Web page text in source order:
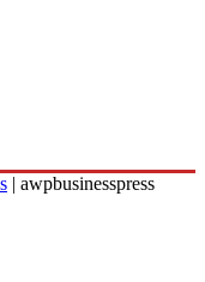
| awpbusinesspress